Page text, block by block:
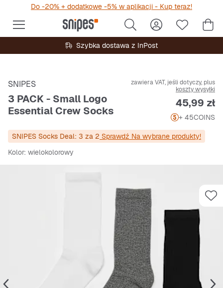
Do -20% + dodatkowe -5% w aplikacji - Kup teraz!
Szybka dostawa z InPost
SNIPES
3 PACK - Small Logo
Essential Crew Socks
zawiera VAT, jeśli dotyczy, plus
koszty wysyłki
Cena
45,99 zł
+ 45COINS
SNIPES Socks Deal: 3 za 2 Sprawdź Na wybrane produkty!
Kolor: wielokolorowy